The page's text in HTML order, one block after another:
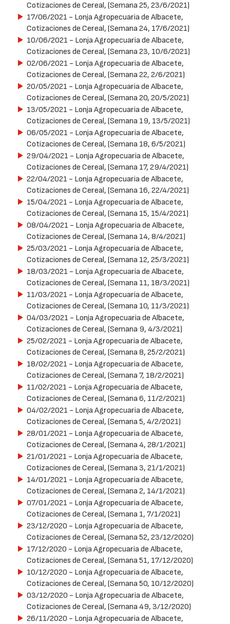
Cotizaciones de Cereal, (Semana 25, 23/6/2021)
17/06/2021 - Lonja Agropecuaria de Albacete,
Cotizaciones de Cereal, (Semana 24, 17/6/2021)
10/06/2021 - Lonja Agropecuaria de Albacete,
Cotizaciones de Cereal, (Semana 23, 10/6/2021)
02/06/2021 - Lonja Agropecuaria de Albacete,
Cotizaciones de Cereal, (Semana 22, 2/6/2021)
20/05/2021 - Lonja Agropecuaria de Albacete,
Cotizaciones de Cereal, (Semana 20, 20/5/2021)
13/05/2021 - Lonja Agropecuaria de Albacete,
Cotizaciones de Cereal, (Semana 19, 13/5/2021)
06/05/2021 - Lonja Agropecuaria de Albacete,
Cotizaciones de Cereal, (Semana 18, 6/5/2021)
29/04/2021 - Lonja Agropecuaria de Albacete,
Cotizaciones de Cereal, (Semana 17, 29/4/2021)
22/04/2021 - Lonja Agropecuaria de Albacete,
Cotizaciones de Cereal, (Semana 16, 22/4/2021)
15/04/2021 - Lonja Agropecuaria de Albacete,
Cotizaciones de Cereal, (Semana 15, 15/4/2021)
08/04/2021 - Lonja Agropecuaria de Albacete,
Cotizaciones de Cereal, (Semana 14, 8/4/2021)
25/03/2021 - Lonja Agropecuaria de Albacete,
Cotizaciones de Cereal, (Semana 12, 25/3/2021)
18/03/2021 - Lonja Agropecuaria de Albacete,
Cotizaciones de Cereal, (Semana 11, 18/3/2021)
11/03/2021 - Lonja Agropecuaria de Albacete,
Cotizaciones de Cereal, (Semana 10, 11/3/2021)
04/03/2021 - Lonja Agropecuaria de Albacete,
Cotizaciones de Cereal, (Semana 9, 4/3/2021)
25/02/2021 - Lonja Agropecuaria de Albacete,
Cotizaciones de Cereal, (Semana 8, 25/2/2021)
18/02/2021 - Lonja Agropecuaria de Albacete,
Cotizaciones de Cereal, (Semana 7, 18/2/2021)
11/02/2021 - Lonja Agropecuaria de Albacete,
Cotizaciones de Cereal, (Semana 6, 11/2/2021)
04/02/2021 - Lonja Agropecuaria de Albacete,
Cotizaciones de Cereal, (Semana 5, 4/2/2021)
28/01/2021 - Lonja Agropecuaria de Albacete,
Cotizaciones de Cereal, (Semana 4, 28/1/2021)
21/01/2021 - Lonja Agropecuaria de Albacete,
Cotizaciones de Cereal, (Semana 3, 21/1/2021)
14/01/2021 - Lonja Agropecuaria de Albacete,
Cotizaciones de Cereal, (Semana 2, 14/1/2021)
07/01/2021 - Lonja Agropecuaria de Albacete,
Cotizaciones de Cereal, (Semana 1, 7/1/2021)
23/12/2020 - Lonja Agropecuaria de Albacete,
Cotizaciones de Cereal, (Semana 52, 23/12/2020)
17/12/2020 - Lonja Agropecuaria de Albacete,
Cotizaciones de Cereal, (Semana 51, 17/12/2020)
10/12/2020 - Lonja Agropecuaria de Albacete,
Cotizaciones de Cereal, (Semana 50, 10/12/2020)
03/12/2020 - Lonja Agropecuaria de Albacete,
Cotizaciones de Cereal, (Semana 49, 3/12/2020)
26/11/2020 - Lonja Agropecuaria de Albacete,